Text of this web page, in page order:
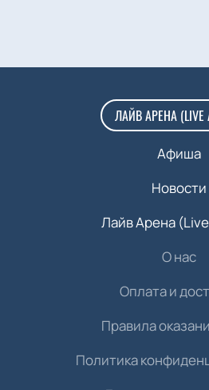
ЛАЙВ АРЕНА (LIVE
Афиша
Новости
Лайв Арена
О нас
Оплата и
Правила
Политика